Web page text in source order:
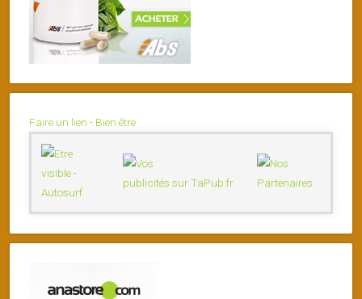
Faire un lien - Bien être